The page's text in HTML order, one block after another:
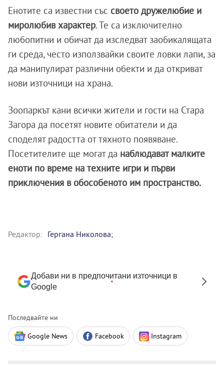
Енотите са известни със своето дружелюбие и
миролюбив характер. Те са изключително
любопитни и обичат да изследват заобикалящата
ги среда, често използвайки своите ловки лапи, за
да манипулират различни обекти и да откриват
нови източници на храна.
Зоопаркът кани всички жители и гости на Стара
Загора да посетят новите обитатели и да
споделят радостта от тяхното появяване.
Посетителите ще могат да наблюдават малките
еноти по време на техните игри и първи
приключения в обособеното им пространство.
Редактор: Гергана Николова;
Добави ни в предпочитани източници в
Google
Последвайте ни
Google News Facebook Instagram